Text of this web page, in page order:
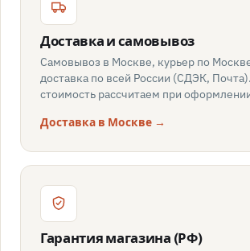
Доставка и самовывоз
Самовывоз в Москве, курьер по
доставка по всей России (СДЭК,
стоимость рассчитаем при
Доставка в Москве →
Гарантия магазина (РФ)